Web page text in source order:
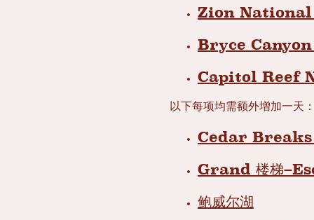
Zion
Bryce
Capitol Reef
以下每项均需额外增加一天
Cedar
Grand 楼梯
鲍威尔湖